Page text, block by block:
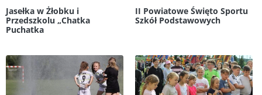
Jasełka w Żłobku i
Przedszkolu „Chatka
Puchatka
II Powiatowe Święto Sportu
Szkół Podstawowych